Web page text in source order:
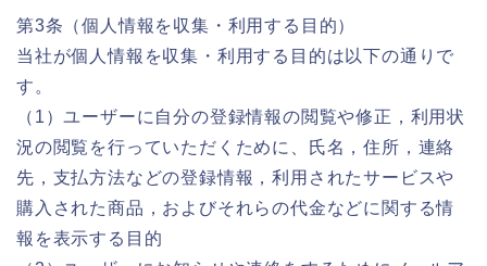
第3条（個人情報を収集・利用する目的）
当社が個人情報を収集・利用する目的は以下の通りで
す。
（1）ユーザーに自分の登録情報の閲覧や修正，利用状
況の閲覧を行っていただくために、氏名，住所，連絡
先，支払方法などの登録情報，利用されたサービスや
購入された商品，およびそれらの代金などに関する情
報を表示する目的